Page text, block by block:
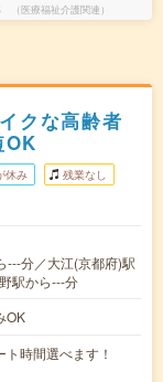
医療福祉介護関連）
クな高齢者
OK
休み 残業なし
---分／大江(京都府)駅
駅から---分
OK
時間選べます！